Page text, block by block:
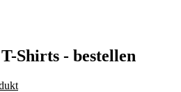
Shirts - bestellen